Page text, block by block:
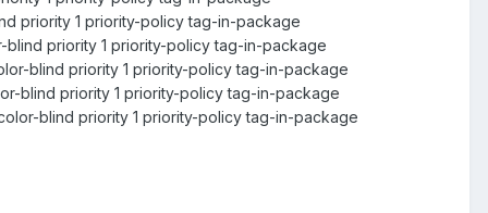
priority 1 priority-policy tag-in-package
priority 1 priority-policy tag-in-package
blind priority 1 priority-policy tag-in-package
blind priority 1 priority-policy tag-in-package
blind priority 1 priority-policy tag-in-package